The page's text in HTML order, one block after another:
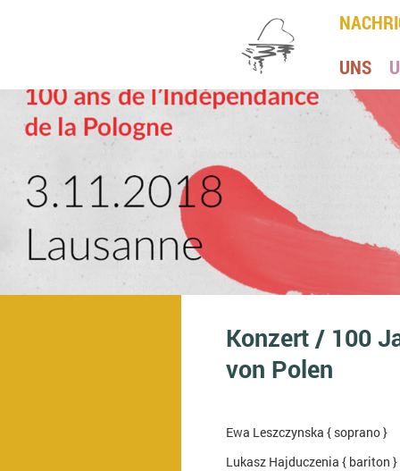
UNS
Konzert / 100
von Polen
Ewa Leszczynska { soprano }
Lukasz Hajduczenia { bariton }